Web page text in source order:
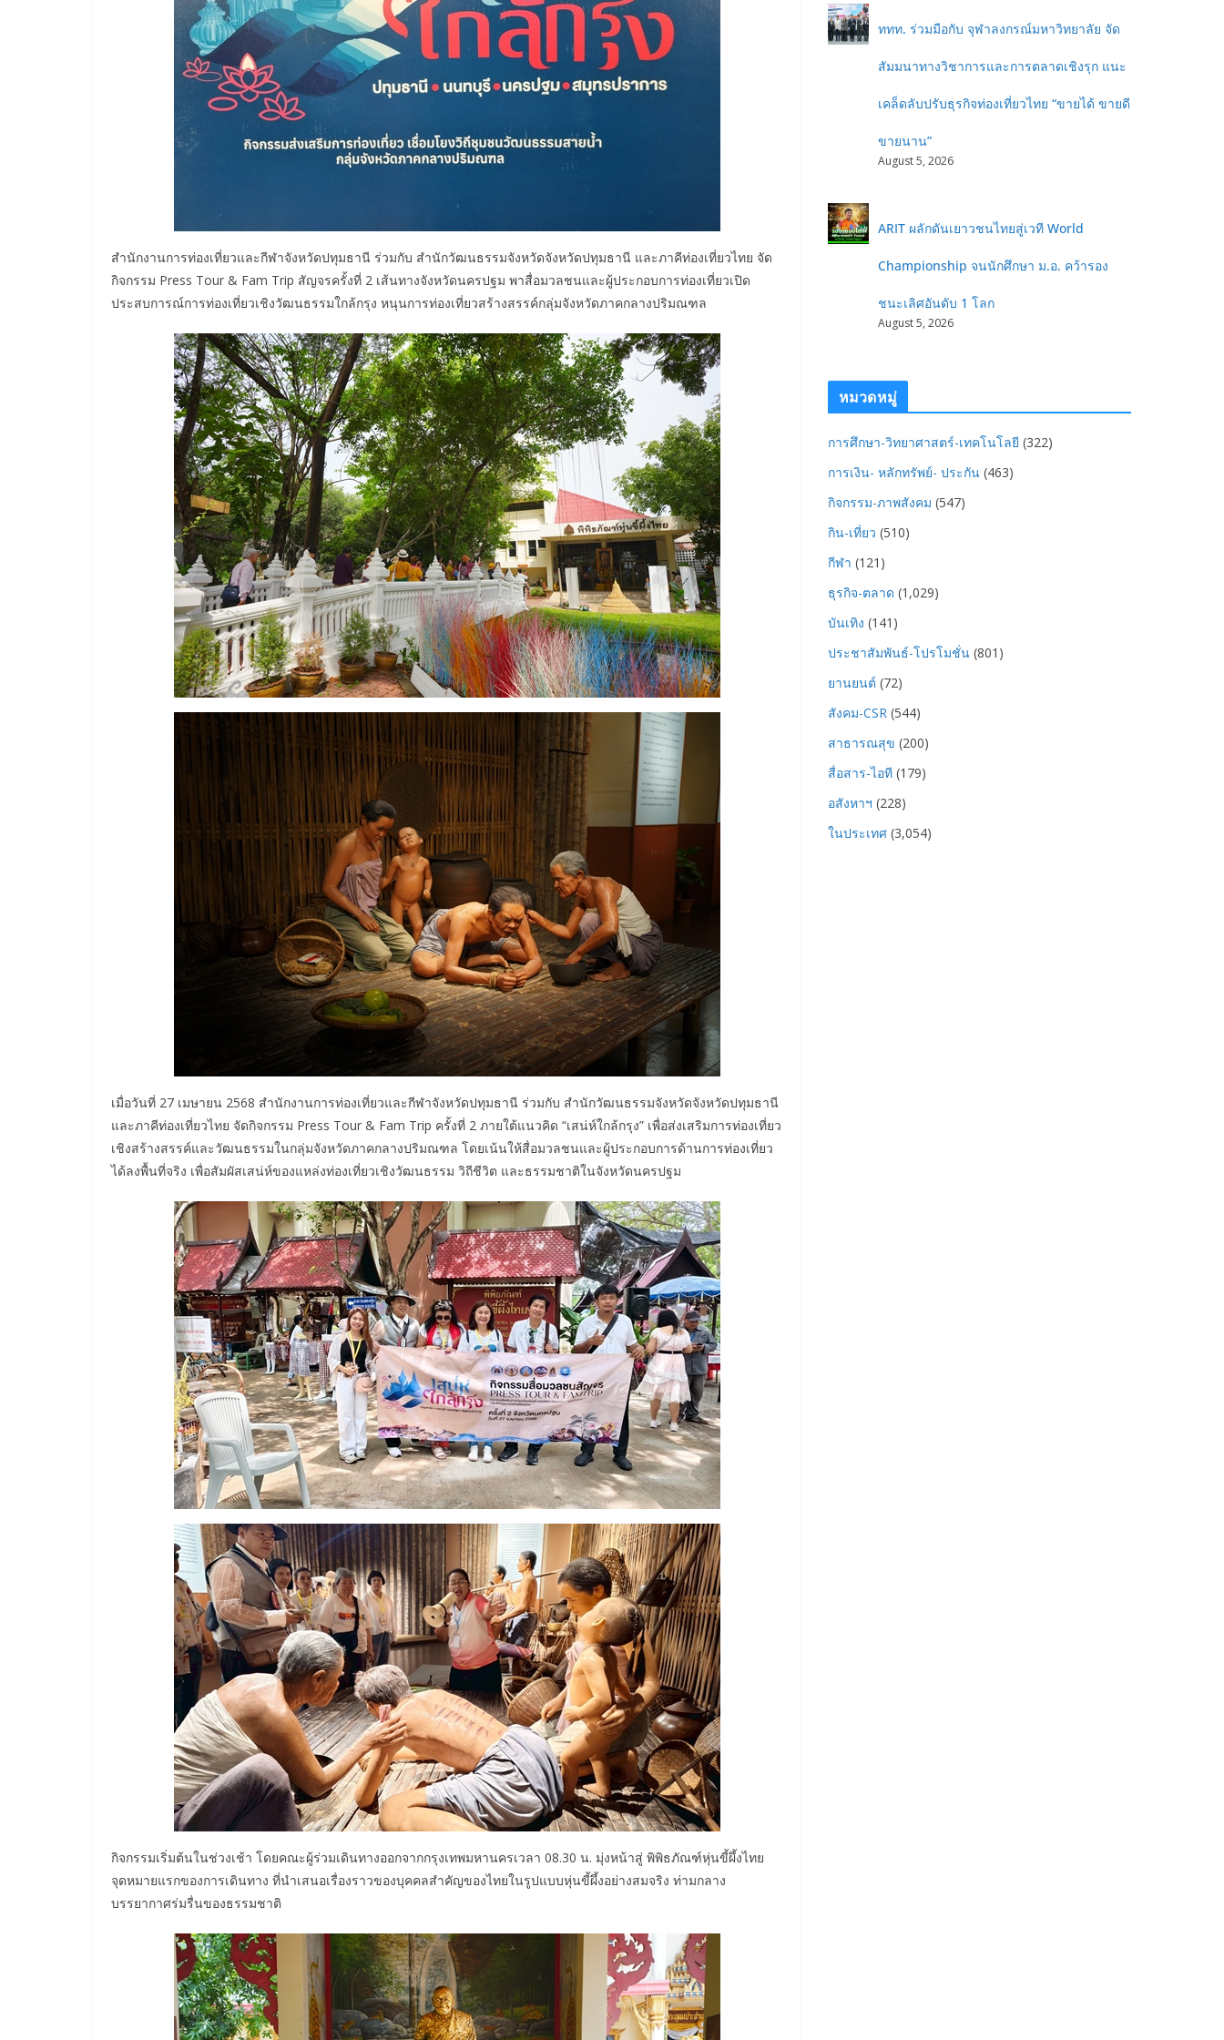
สำนักงานการท่องเที่ยวและกีฬาจังหวัดปทุมธานี ร่วมกับ สำนักวัฒนธรรมจังหวัดจังหวัดปทุมธานี และภาคีท่องเที่ยวไทย จัด
กิจกรรม Press Tour & Fam Trip สัญจรครั้งที่ 2 เส้นทางจังหวัดนครปฐม พาสื่อมวลชนและผู้ประกอบการท่องเที่ยวเปิด
ประสบการณ์การท่องเที่ยวเชิงวัฒนธรรมใกล้กรุง หนุนการท่องเที่ยวสร้างสรรค์กลุ่มจังหวัดภาคกลางปริมณฑล
เมื่อวันที่ 27 เมษายน 2568 สำนักงานการท่องเที่ยวและกีฬาจังหวัดปทุมธานี ร่วมกับ สำนักวัฒนธรรมจังหวัดจังหวัดปทุมธานี
และภาคีท่องเที่ยวไทย จัดกิจกรรม Press Tour & Fam Trip ครั้งที่ 2 ภายใต้แนวคิด “เสน่ห์ใกล้กรุง” เพื่อส่งเสริมการท่องเที่ยว
เชิงสร้างสรรค์และวัฒนธรรมในกลุ่มจังหวัดภาคกลางปริมณฑล โดยเน้นให้สื่อมวลชนและผู้ประกอบการด้านการท่องเที่ยว
ได้ลงพื้นที่จริง เพื่อสัมผัสเสน่ห์ของแหล่งท่องเที่ยวเชิงวัฒนธรรม วิถีชีวิต และธรรมชาติในจังหวัดนครปฐม
กิจกรรมเริ่มต้นในช่วงเช้า โดยคณะผู้ร่วมเดินทางออกจากกรุงเทพมหานครเวลา 08.30 น. มุ่งหน้าสู่ พิพิธภัณฑ์หุ่นขี้ผึ้งไทย
จุดหมายแรกของการเดินทาง ที่นำเสนอเรื่องราวของบุคคลสำคัญของไทยในรูปแบบหุ่นขี้ผึ้งอย่างสมจริง ท่ามกลาง
บรรยากาศร่มรื่นของธรรมชาติ
ททท. ร่วมมือกับ จุฬาลงกรณ์มหาวิทยาลัย จัด
สัมมนาทางวิชาการและการตลาดเชิงรุก แนะ
เคล็ดลับปรับธุรกิจท่องเที่ยวไทย “ขายได้ ขายดี
ขายนาน”
August 5, 2026
ARIT ผลักดันเยาวชนไทยสู่เวที World
Championship จนนักศึกษา ม.อ. คว้ารอง
ชนะเลิศอันดับ 1 โลก
August 5, 2026
หมวดหมู่
การศึกษา-วิทยาศาสตร์-เทคโนโลยี (322)
การเงิน- หลักทรัพย์- ประกัน (463)
กิจกรรม-ภาพสังคม (547)
กิน-เที่ยว (510)
กีฬา (121)
ธุรกิจ-ตลาด (1,029)
บันเทิง (141)
ประชาสัมพันธ์-โปรโมชั่น (801)
ยานยนต์ (72)
สังคม-CSR (544)
สาธารณสุข (200)
สื่อสาร-ไอที (179)
อสังหาฯ (228)
ในประเทศ (3,054)